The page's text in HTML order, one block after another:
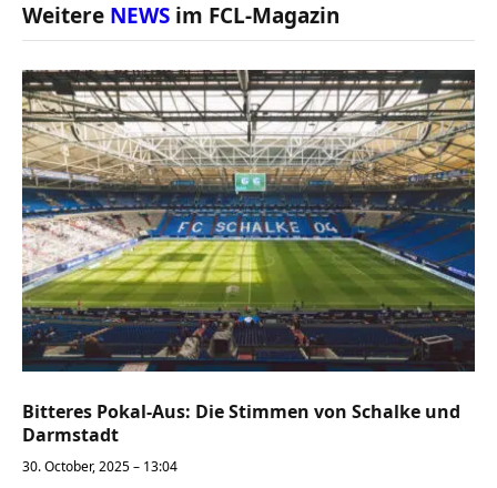
Weitere NEWS im FCL-Magazin
Bitteres Pokal-Aus: Die Stimmen von Schalke und
Darmstadt
30. October, 2025 – 13:04